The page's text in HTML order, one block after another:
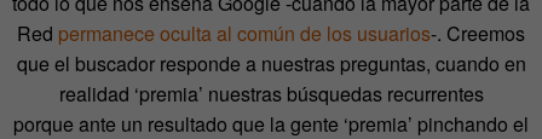
Red permanece oculta al común de los usuarios-. Creemos
que el buscador responde a nuestras preguntas, cuando en
realidad ‘premia’ nuestras búsquedas recurrentes
porque ante un resultado que la gente ‘premia’ pinchando el